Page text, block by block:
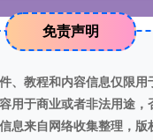
免责声明
、教程和内容信息仅限用
用于商业或者非法用途，
息来自网络收集整理，版